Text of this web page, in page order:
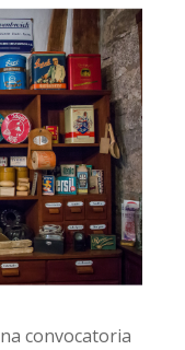
convocatoria